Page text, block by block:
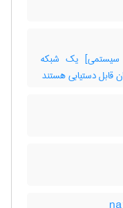
سیستمی] یک شبکه
قابل دستیابی هستند